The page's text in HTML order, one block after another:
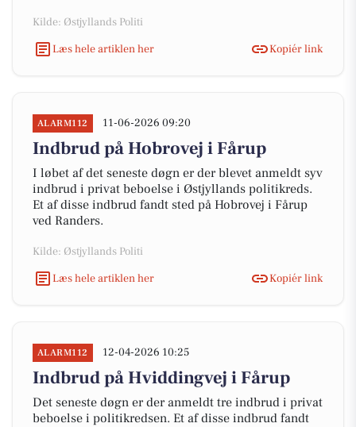
Kilde: Østjyllands Politi
Læs hele artiklen her
Kopiér link
ALARM112 11-06-2026 09:20
Indbrud på Hobrovej i Fårup
I løbet af det seneste døgn er der blevet anmeldt syv
indbrud i privat beboelse i Østjyllands politikreds.
Et af disse indbrud fandt sted på Hobrovej i Fårup
ved Randers.
Kilde: Østjyllands Politi
Læs hele artiklen her
Kopiér link
ALARM112 12-04-2026 10:25
Indbrud på Hviddingvej i Fårup
Det seneste døgn er der anmeldt tre indbrud i privat
beboelse i politikredsen. Et af disse indbrud fandt